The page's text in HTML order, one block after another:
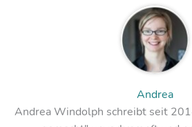
Andrea
Andrea Windolph schreibt seit